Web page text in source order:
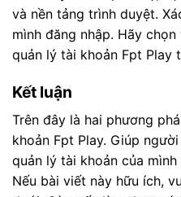
và nền tảng trình duyệt.
mình đăng nhập. Hãy
quản lý tài khoản Fpt Play
Kết luận
Trên đây là hai phương
khoản Fpt Play. Giúp
quản lý tài khoản của
Nếu bài viết này hữu ích,